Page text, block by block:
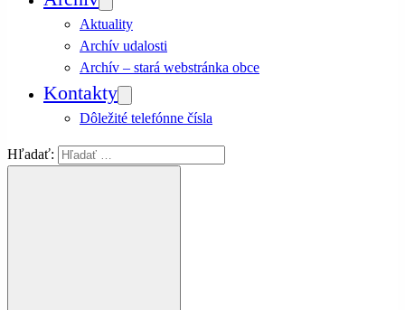
Aktuality
Archív udalosti
Archív – stará webstránka obce
Kontakty
Dôležité telefónne čísla
Hľadať: